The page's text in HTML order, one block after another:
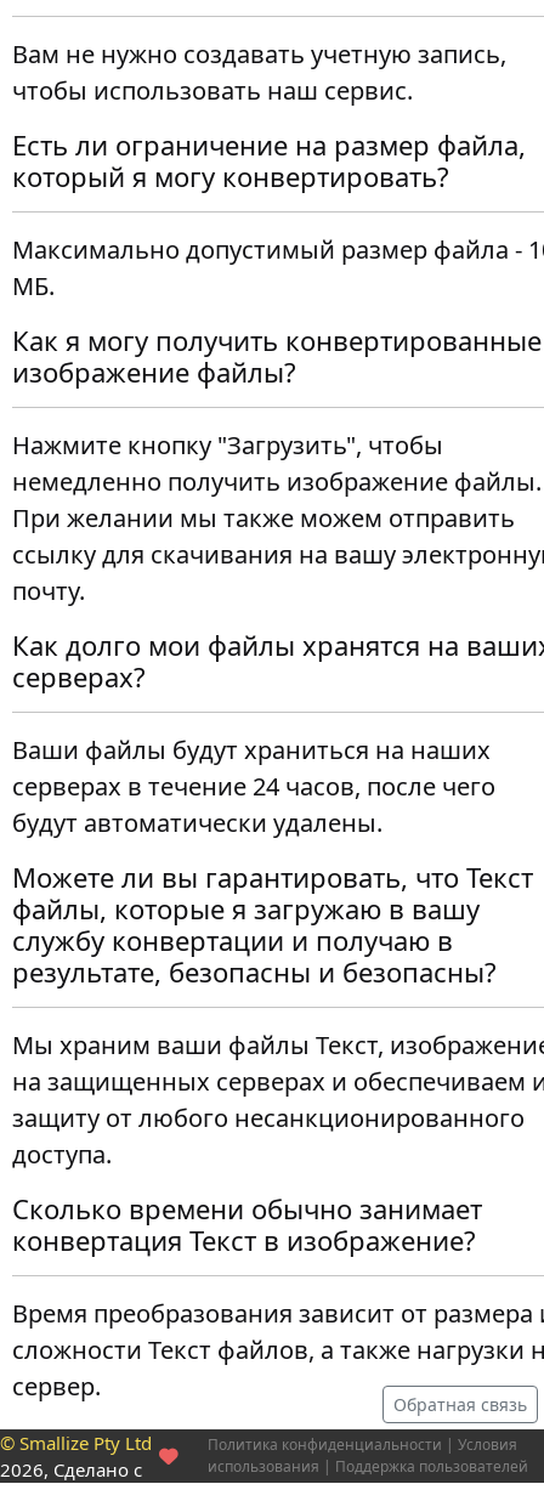
Вам не нужно создавать учетную запись,
чтобы использовать наш сервис.
Есть ли ограничение на размер файла,
который я могу конвертировать?
Максимально допустимый размер файла -
МБ.
Как я могу получить конвертированные
изображение файлы?
Нажмите кнопку "Загрузить", чтобы
немедленно получить изображение файлы.
При желании мы также можем отправить
ссылку для скачивания на вашу
почту.
Как долго мои файлы хранятся на
серверах?
Ваши файлы будут храниться на наших
серверах в течение 24 часов, после чего
будут автоматически удалены.
Можете ли вы гарантировать, что Текст
файлы, которые я загружаю в вашу
службу конвертации и получаю в
результате, безопасны и безопасны?
Мы храним ваши файлы Текст,
на защищенных серверах и обеспечиваем
защиту от любого несанкционированного
доступа.
Сколько времени обычно занимает
конвертация Текст в изображение?
Время преобразования зависит от размера
сложности Текст файлов, а также нагрузки
сервер.
Обратная связь
© Smallize Pty Ltd
2026, Сделано с
Политика конфиденциальности | Условия
использования | Поддержка пользователей